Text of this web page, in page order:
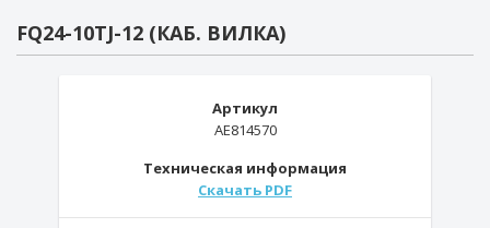
FQ24-10TJ-12 (КАБ. ВИЛКА)
Артикул
AE814570
Техническая информация
Скачать PDF